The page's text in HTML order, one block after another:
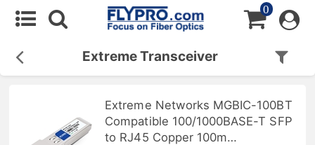
0
Extreme Transceiver
Extreme Networks MGBIC-100BT
Compatible 100/1000BASE-T SFP
to RJ45 Copper 100m